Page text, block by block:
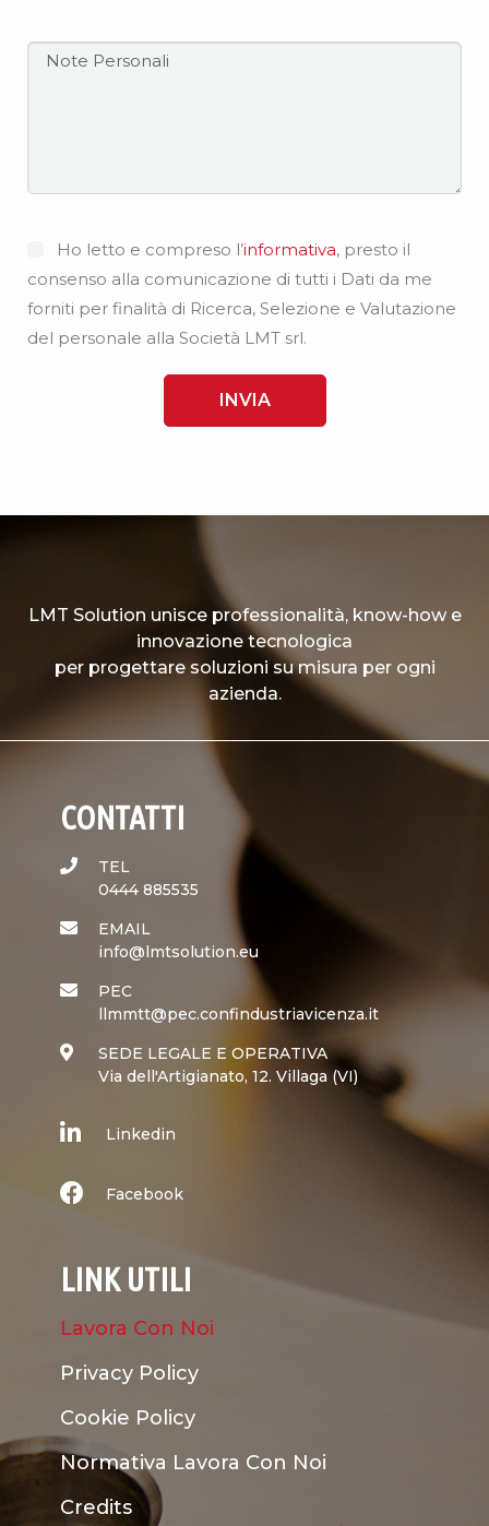
Ho letto e compreso l’informativa, presto il
consenso alla comunicazione di tutti i Dati da me
forniti per finalità di Ricerca, Selezione e Valutazione
del personale alla Società LMT srl.
INVIA
LMT Solution unisce professionalità, know-how e
innovazione tecnologica
per progettare soluzioni su misura per ogni
azienda.
CONTATTI
TEL
0444 885535
EMAIL
info@lmtsolution.eu
PEC
llmmtt@pec.confindustriavicenza.it
SEDE LEGALE E OPERATIVA
Via dell'Artigianato, 12. Villaga (VI)
Linkedin
Facebook
LINK UTILI
Lavora Con Noi
Privacy Policy
Cookie Policy
Normativa Lavora Con Noi
Credits